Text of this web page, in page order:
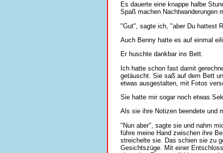
Es dauerte eine knappe halbe
Spaß machen Nachtwanderungen
"Gut", sagte ich, "aber Du hattest
Auch Benny hatte es auf einmal
Er huschte dankbar ins Bett.
Ich hatte schon fast damit
getäuscht. Sie saß auf dem Bett
etwas ausgestalten, mit Fotos
Sie hatte mir sogar noch etwas
Als sie ihre Notizen beendete und
"Nun aber", sagte sie und nahm
führe meine Hand zwischen ihre
streichelte sie. Das schien sie zu
Gesichtszüge. Mit einer